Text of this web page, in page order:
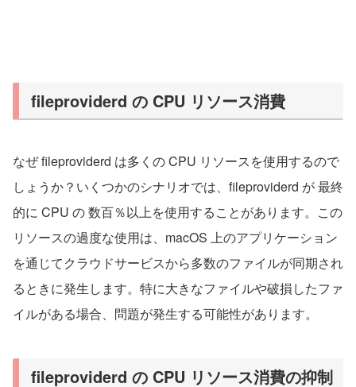
fileproviderd の CPU リソース消費
なぜ fileproviderd は多くの CPU リソースを使用するので
しょうか？いくつかのシナリオでは、fileproviderd が 最終
的に CPU の 数百％以上を使用することがあります。この
リソースの過度な使用は、macOS 上のアプリケーション
を通じてクラウドサービスから多数のファイルが同期され
るときに発生します。特に大きなファイルや破損したファ
イルがある場合、問題が発生する可能性があります。
fileproviderd の CPU リソース消費の抑制